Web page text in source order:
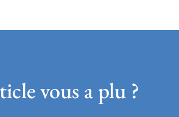
vous a plu ?